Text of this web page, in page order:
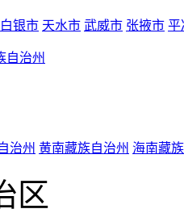
白银市 天水市 武威市 张掖市 平
自治州
治州 黄南藏族自治州 海南藏
区